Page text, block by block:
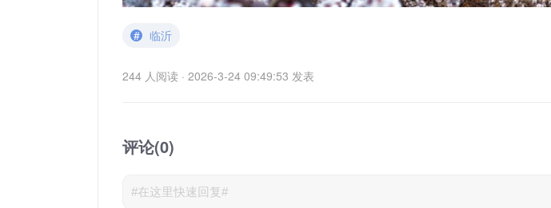
# 临沂
244 人阅读 · 2026-3-24 09:49:53 发表
评论(0)